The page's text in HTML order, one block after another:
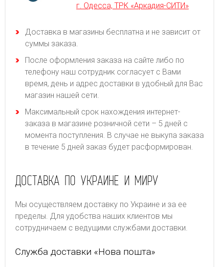
г. Одесса, ТРК «Аркадия-СИТИ»
Доставка в магазины бесплатна и не зависит от
суммы заказа.
После оформления заказа на сайте либо по
телефону наш сотрудник согласует с Вами
время, день и адрес доставки в удобный для Вас
магазин нашей сети.
Максимальный срок нахождения интернет-
заказа в магазине розничной сети – 5 дней с
момента поступления. В случае не выкупа заказа
в течение 5 дней заказ будет расформирован.
ДОСТАВКА ПО УКРАИНЕ И МИРУ
Мы осуществляем доставку по Украине и за ее
пределы. Для удобства наших клиентов мы
сотрудничаем с ведущими службами доставки.
Служба доставки «Нова пошта»